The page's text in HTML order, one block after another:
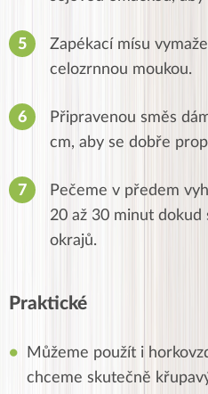
Zapékací mísu
celozrnnou moukou.
Připravenou směs
cm, aby se dobře
Pečeme v předem
20 až 30 minut dokud
okrajů.
Praktické
Můžeme použít i
chceme skutečně